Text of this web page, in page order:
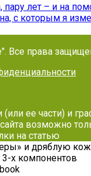
лет – и на
с которым я
Все права
(или ее части) и
возможно
на статью
и дряблую
х компонентов